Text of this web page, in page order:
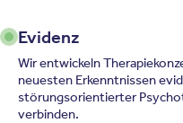
Evidenz
Wir entwickeln
neuesten Erkenntnissen
störungsorientierter
verbinden.